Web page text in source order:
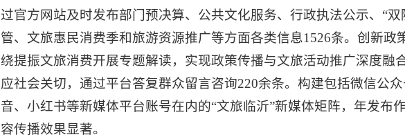
过官方网站及时发布部门预决算、公共文化服务、行政执法公示、“双
管、文旅惠民消费季和旅游资源推广等方面各类信息1526条。创新政
绕提振文旅消费开展专题解读，实现政策传播与文旅活动推广深度融
应社会关切，通过平台答复群众留言咨询220余条。构建包括微信公
音、小红书等新媒体平台账号在内的“文旅临沂”新媒体矩阵，年发布
容传播效果显著。